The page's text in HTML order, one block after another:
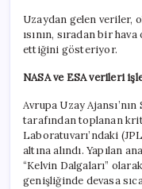
Uzaydan gelen veriler,
ısının, sıradan bir
ettiğini gösteriyor.
NASA ve ESA verileri
Avrupa Uzay
tarafından toplanan
Laboratuvarı’ndaki
altına alındı. Yapılan
“Kelvin Dalgaları”
genişliğinde devasa